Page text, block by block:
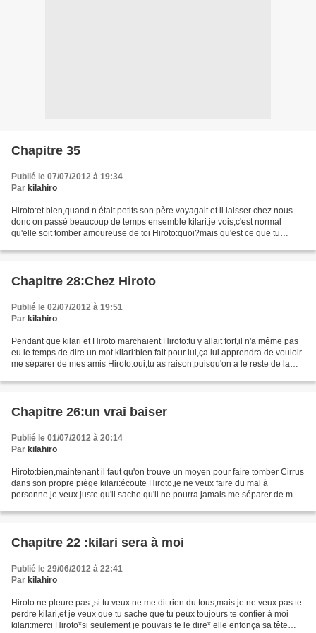
Chapitre 35
Publié le 07/07/2012 à 19:34
Par kilahiro
Hiroto:et bien,quand n était petits son père voyagait et il laisser chez nous
donc on passé beaucoup de temps ensemble kilari:je vois,c'est normal
qu'elle soit tomber amoureuse de toi Hiroto:quoi?mais qu'est ce que tu
Chapitre 28:Chez Hiroto
Publié le 02/07/2012 à 19:51
Par kilahiro
Pendant que kilari et Hiroto marchaient Hiroto:tu y allait fort,il n'a même pas
eu le temps de dire un mot kilari:bien fait pour lui,ça lui apprendra de vouloir
me séparer de mes amis Hiroto:oui,tu as raison,puisqu'on a le reste de la
Chapitre 26:un vrai baiser
Publié le 01/07/2012 à 20:14
Par kilahiro
Hiroto:bien,maintenant il faut qu'on trouve un moyen pour faire tomber Cirrus
dans son propre piège kilari:écoute Hiroto,je ne veux faire du mal à
personne,je veux juste qu'il sache qu'il ne pourra jamais me séparer de mes
Chapitre 22 :kilari sera à moi
Publié le 29/06/2012 à 22:41
Par kilahiro
Hiroto:ne pleure pas ,si tu veux ne me dit rien du tous,mais je ne veux pas te
perdre kilari,et je veux que tu sache que tu peux toujours te confier à moi
kilari:merci Hiroto*si seulement je pouvais te le dire* elle enfonça sa tête